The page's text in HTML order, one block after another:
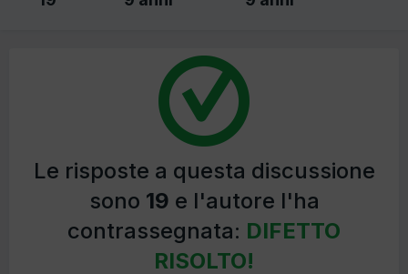
Le risposte a questa discussione
sono 19 e l'autore l'ha
contrassegnata: DIFETTO
RISOLTO!